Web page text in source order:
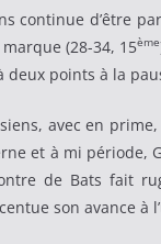
continue d’être
(28-34, 15ème
deux points à la
avec en
et à mi
de Bats fait
son avance à